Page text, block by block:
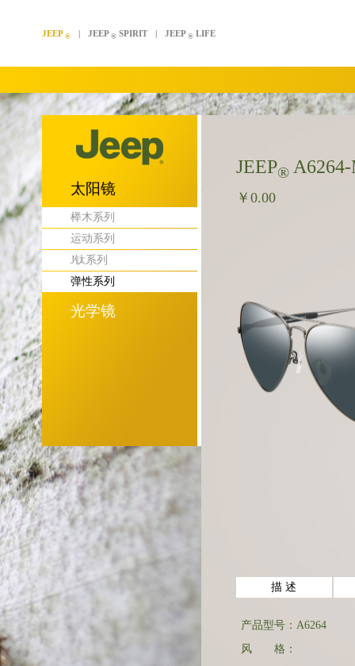
JEEP ® | JEEP ®SPIRIT | JEEP ®LIFE
太阳镜
榉木系列
运动系列
J钛系列
弹性系列
光学镜
JEEP®A6264-
￥0.00
描 述
产品型号： A6264
风 格：